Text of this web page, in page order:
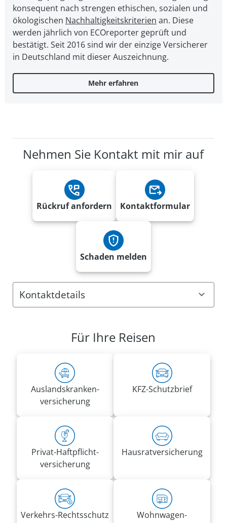
kon­se­quent nach strengen ethischen, sozialen und
öko­lo­gi­schen Nach­hal­tig­keits­kri­te­ri­en an. Diese
werden jährlich von ECOreporter geprüft und
bestätigt. Seit 2016 sind wir der einzige Versicherer
in Deutschland mit dieser Auszeichnung.
Mehr erfahren
Nehmen Sie Kontakt mit mir auf
Rückruf anfordern Kontaktformular
Schaden melden
Kontaktdetails
Matthias-Claudius-Str. 5
Rufnummern:
04541 8036885
Mobil0151 71875642
birgit.manzke@vrk-ad.de
Für Ihre Reisen
Auslandskranken­
versicherung
KFZ-Schutzbrief
Privat-Haft­pflicht­
versicherung
Hausrat­versicherung
Verkehrs-Rechtsschutz
Wohnwagen­